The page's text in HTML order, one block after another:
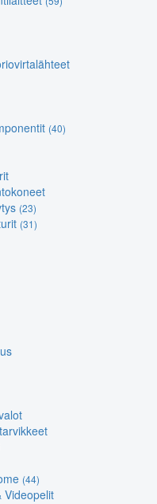
(40)
(23)
(31)
(44)
Videopelit